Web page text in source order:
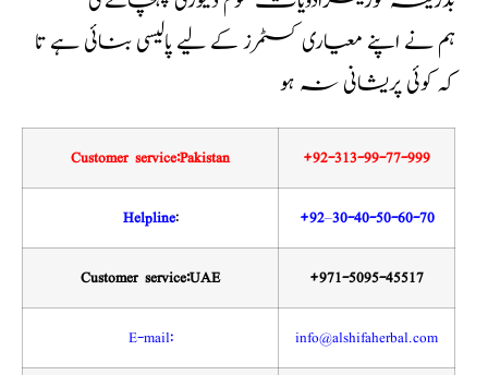
ہم نے اپنے معیاری کسٹمرز کے لیے پالیسی بنائی ہے تا
کہ کوئی پریشانی نہ ہو
Customer service:Pakistan +92-313-99-77-999
Helpline: +92–30-40-50-60-70
Customer service:UAE +971-5095-45517
E-mail: info@alshifaherbal.com